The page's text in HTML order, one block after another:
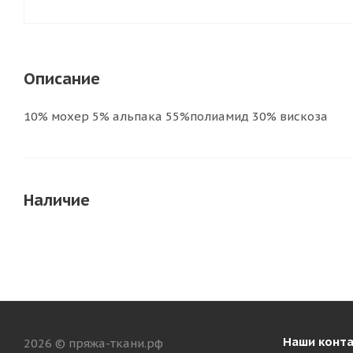
Описание
10% мохер 5% альпака 55%полиамид 30% вискоза
Наличие
2026 © пряжа-ткани.рф Наши